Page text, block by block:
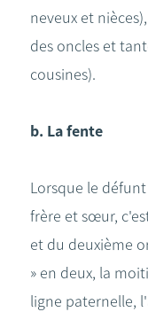
neveux et
des oncles et
cousines).
b. La fente
Lorsque le
frère et sœur,
et du deuxième
» en deux, la
ligne paternelle,